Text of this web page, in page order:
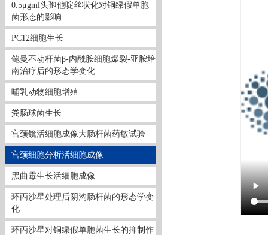
0.5μgml头孢他啶丝状化对铜绿假单胞
菌形态的影响
PC12细胞生长
鲍曼不动杆菌β-内酰胺细胞爆裂-亚胺培
南治疗后的形态学变化
哺乳动物细胞增殖
粪肠球菌生长
宫颈镜活细胞成像大肠杆菌药敏试验
宫颈细胞分析活细胞成像
黑曲霉生长活细胞成像
环丙沙星处理后阴沟肠杆菌的形态学变
化
环丙沙星对铜绿假单胞菌生长的抑制作